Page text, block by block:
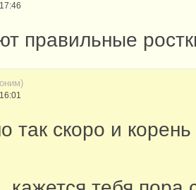
правильные
так скоро и